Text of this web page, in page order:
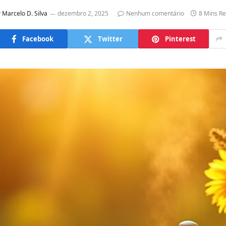
Marcelo D. Silva dezembro 2, 2025 Nenhum comentário 8 Mins
Facebook Twitter Pinterest